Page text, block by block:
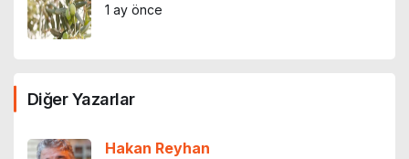
1 ay önce
meyhaneleri
Diğer Yazarlar
Hakan Reyhan